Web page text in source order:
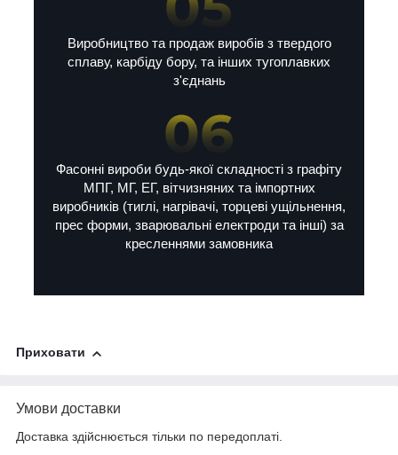
Виробництво та продаж виробів з твердого
сплаву, карбіду бору, та інших тугоплавких
з'єднань
Фасонні вироби будь-якої складності з графіту
МПГ, МГ, ЕГ, вітчизняних та імпортних
виробників (тиглі, нагрівачі, торцеві ущільнення,
прес форми, зварювальні електроди та інші) за
кресленнями замовника
Приховати
Умови доставки
Доставка здійснюється тільки по передоплаті.